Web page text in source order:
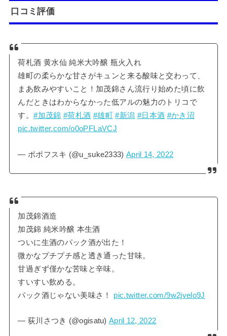
口コミ評価
荷札酒 黄水仙 純米大吟醸 瓶火入れ
雄町の柔らかな甘さがキュンと来る酸味と交わって、
まあ飲みやすいこと！加茂錦さん流行り始めた頃に飲
んだときはわからなかった低アルの魅力のトリコで
す。#加茂錦 #荷札酒 #雄町 #新潟 #日本酒 #かき沼
pic.twitter.com/o0oPFLaVCJ
— ポポフスキ (@u_suke2333) April 14, 2022
加茂錦酒造
加茂錦 純米吟醸 本生酒
ついに生酒のパック酒が出た！
微かなプチプチ感と透き通った甘味。
甘過ぎず僅かな苦味と辛味。
すいすい飲める。
パック酒じゃない美味さ！ pic.twitter.com/9w2jvelo9J
— 荻川さつき (@ogisatu)April 12, 2022